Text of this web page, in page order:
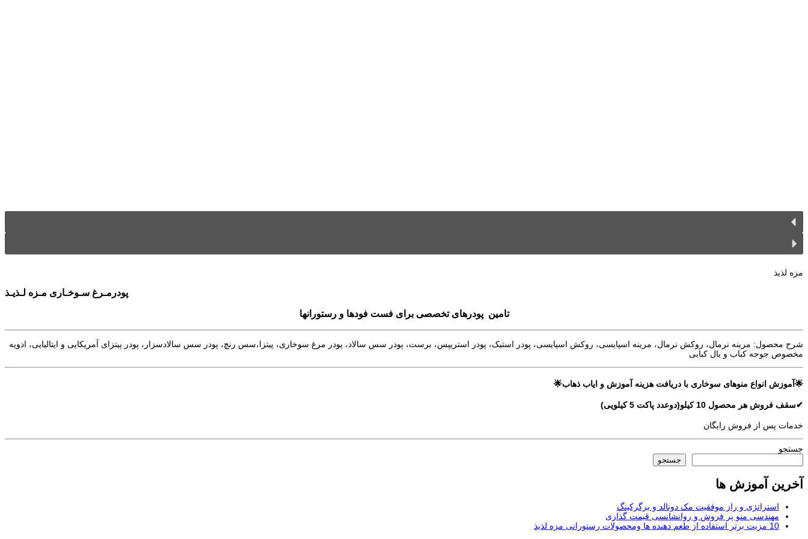
مزه لذیذ
پودرمـرغ سـوخـاری مـزه لـذیـذ
تامین پودرهای تخصصی برای فست فودها و رستورانها
شرح محصول: مرینه نرمال، روکش نرمال، مرینه اسپایسی، روکش اسپایسی، پودر استیک، پودر استریپس، برست، پودر سس سالاد، پودر مرغ سوخاری، پیتزا،سس رنچ، پودر سس سالادسزار، پودر پیتزای آمریکایی و ایتالیایی، ادویه
مخصوص جوجه کباب و بال کبابی
🌟آموزش انواع منوهای سوخاری با دریافت هزینه آموزش و ایاب ذهاب🌟
✔سقف فروش هر محصول 10 کیلو(دوعدد پاکت 5 کیلویی)
خدمات پس از فروش رایگان
جستجو
جستجو
آخرین آموزش ها
استراتژی و راز موفقیت مک دونالد و برگرکینگ
مهندسی منو پر فروش و روانشانسی قیمت گذاری
10 مزیت برتر استفاده از طعم دهنده ها ومحصولات رستورانی مزه لذیذ